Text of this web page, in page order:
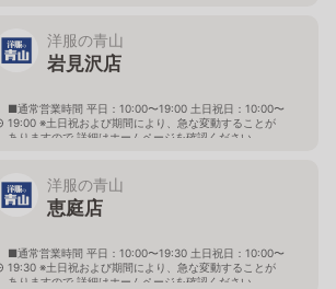
洋服の青山
岩見沢店
■通常営業時間 平日：10:00〜19:00 土日祝日：10:00〜
19:00 ※土日祝および期間により、急な変動することが
ありますので 詳細はホームページを確認ください
洋服の青山
恵庭店
■通常営業時間 平日：10:00〜19:30 土日祝日：10:00〜
19:30 ※土日祝および期間により、急な変動することが
ありますので 詳細はホームページを確認ください